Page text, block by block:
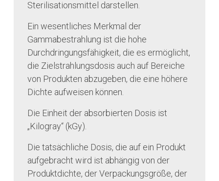
Sterilisationsmittel darstellen.
Ein wesentliches Merkmal der
Gammabestrahlung ist die hohe
Durchdringungsfähigkeit, die es ermöglicht,
die Zielstrahlungsdosis auch auf Bereiche
von Produkten abzugeben, die eine höhere
Dichte aufweisen können.
Die Einheit der absorbierten Dosis ist
„Kilogray“ (kGy).
Die tatsächliche Dosis, die auf ein Produkt
aufgebracht wird ist abhängig von der
Produktdichte, der Verpackungsgröße, der